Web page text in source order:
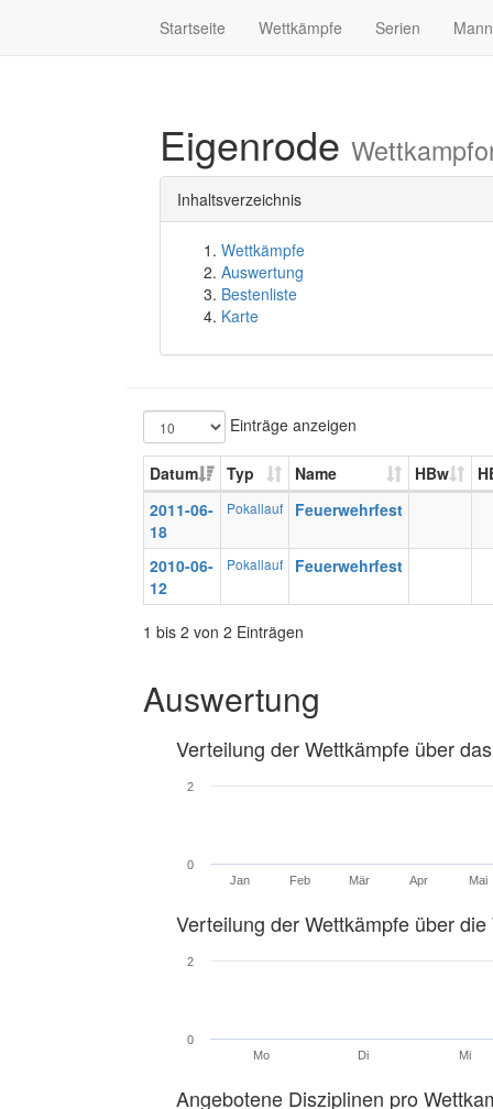
Startseite Wettkämpfe Serien
Eigenrode
Inhaltsverzeichnis
Wettkämpfe
Auswertung
Bestenliste
Karte
Einträge anzeigen
Datum Typ Name HBw
2011-06-
18
Pokallauf Feuerwehrfest
2010-06-
12
Pokallauf Feuerwehrfest
1 bis 2 von 2 Einträgen
Auswertung
Verteilung der Wettkämpfe über
Jan Feb Mär Apr Mai
0
2
Verteilung der Wettkämpfe über die
Mo Di Mi
0
2
Angebotene Disziplinen pro